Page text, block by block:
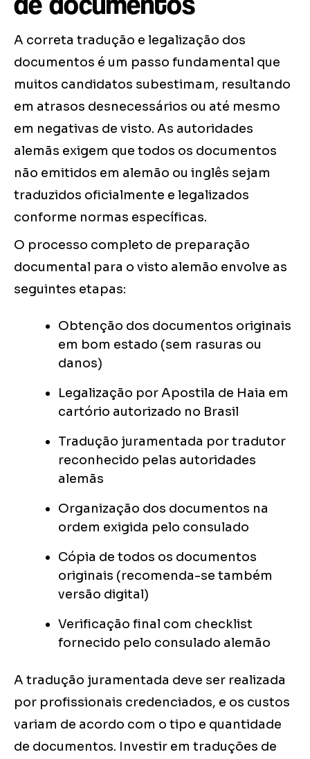
A correta tradução e legalização dos
documentos é um passo fundamental que
muitos candidatos subestimam, resultando
em atrasos desnecessários ou até mesmo
em negativas de visto. As autoridades
alemãs exigem que todos os documentos
não emitidos em alemão ou inglês sejam
traduzidos oficialmente e legalizados
conforme normas específicas.
O processo completo de preparação
documental para o visto alemão envolve as
seguintes etapas:
Obtenção dos documentos originais
em bom estado (sem rasuras ou
danos)
Legalização por Apostila de Haia em
cartório autorizado no Brasil
Tradução juramentada por tradutor
reconhecido pelas autoridades
alemãs
Organização dos documentos na
ordem exigida pelo consulado
Cópia de todos os documentos
originais (recomenda-se também
versão digital)
Verificação final com checklist
fornecido pelo consulado alemão
A tradução juramentada deve ser realizada
por profissionais credenciados, e os custos
variam de acordo com o tipo e quantidade
de documentos. Investir em traduções de